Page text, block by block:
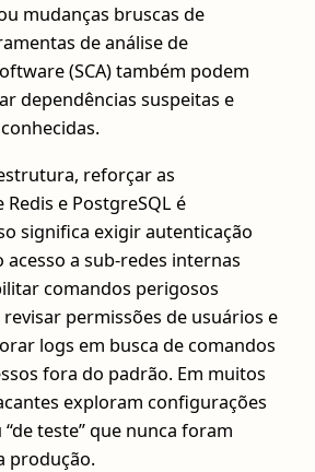
mudanças bruscas de
de análise de
(SCA) também podem
dependências suspeitas e
reforçar as
e PostgreSQL é
significa exigir autenticação
a sub-redes internas
comandos perigosos
permissões de usuários e
logs em busca de comandos
fora do padrão. Em muitos
exploram configurações
teste” que nunca foram
produção.